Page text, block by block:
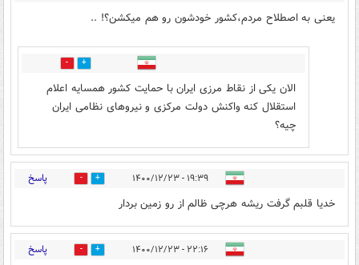
یعنی به اصطلاح مردم،کشور خودشون رو هم میکشن؟! ..
1
الان یکی از نقاط مرزی ایران با حمایت کشور همسایه اعلام
استقلال کنه واکنش دولت مرکزی و نیروهای نظامی ایران
چیه؟
۱۹:۳۹ - ۱۴۰۰/۱۲/۲۳ 8 پاسخ
خدیا قلبم گرفت ریشه هرچی ظالم از رو زمین بردار
۲۲:۱۶ - ۱۴۰۰/۱۲/۲۳ 6 پاسخ